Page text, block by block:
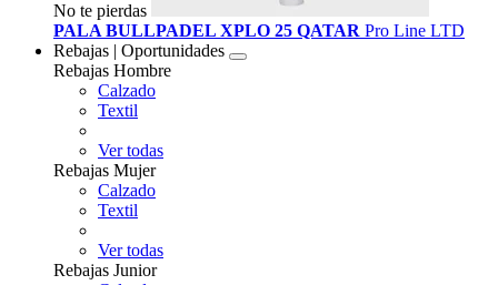
No te pierdas
PALA BULLPADEL XPLO 25 QATAR Pro Line LTD
Rebajas | Oportunidades
Rebajas Hombre
Calzado
Textil
Ver todas
Rebajas Mujer
Calzado
Textil
Ver todas
Rebajas Junior